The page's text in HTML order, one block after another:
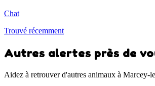
Chat
Trouvé récemment
Autres alertes près de
Aidez à retrouver d'autres animaux à Marcey-